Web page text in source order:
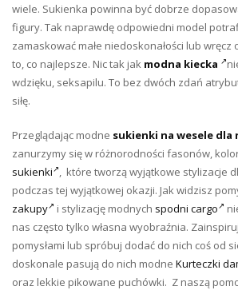
wiele. Sukienka powinna być dobrze
figury. Tak naprawdę odpowiedni model
zamaskować małe niedoskonałości lub
to, co najlepsze. Nic tak jak modna kiecka
wdzięku, seksapilu. To bez dwóch zdań
siłę.
Przeglądając modne sukienki na wesele
zanurzymy się w różnorodności fasonów,
sukienki , które tworzą wyjątkowe stylizacje
podczas tej wyjątkowej okazji. Jak widzisz
zakupy
i stylizację modnych spodni cargo
nas często tylko własna wyobraźnia.
pomysłami lub spróbuj dodać do nich coś od
doskonale pasują do nich modne Kurteczki
oraz lekkie pikowane puchówki. Z naszą